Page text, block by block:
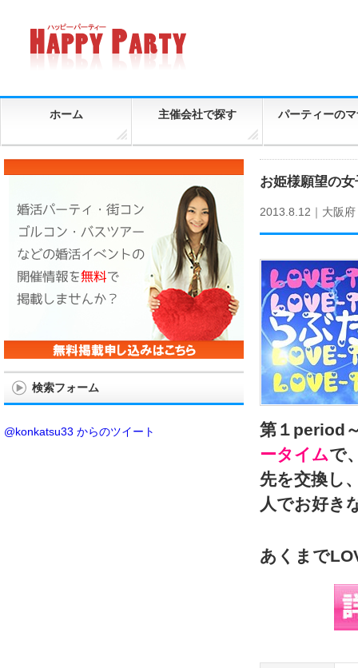
ホーム 主催会社で探す パーティーの
お姫様願望の
2013.8.12｜ 大阪府
第１period
ータイムで
先を交換し
人でお好き
あくまで
検索フォーム
@konkatsu33 からのツイート